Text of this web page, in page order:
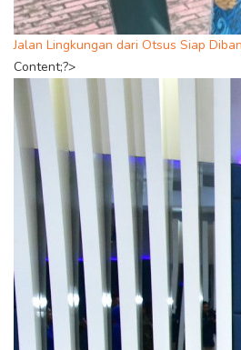
Jalan Lingkungan dari Otsus Siap
Content;?>